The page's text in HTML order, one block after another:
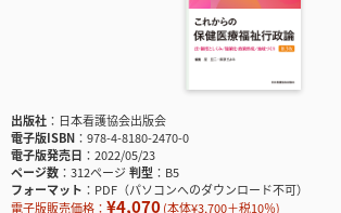
出版社
日本看護協会出版会
電子版ISBN
978-4-8180-2470-0
電子版発売日
2022/05/23
ページ数
312ページ判型
B5
フォーマット
PDF（パソコンへのダウンロード不可）
電子版販売価格： ¥4,070(本体¥3,700＋税10％)